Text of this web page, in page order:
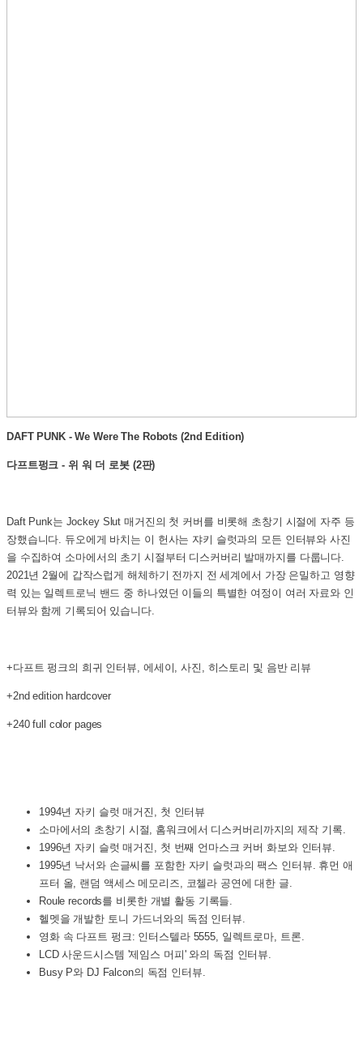
DAFT PUNK - We Were The Robots (2nd Edition)
다프트펑크 - 위 워 더 로봇 (2판)
Daft Punk는 Jockey Slut 매거진의 첫 커버를 비롯해 초창기 시절에 자주 등
장했습니다. 듀오에게 바치는 이 헌사는 쟈키 슬럿과의 모든 인터뷰와 사진
을 수집하여 소마에서의 초기 시절부터 디스커버리 발매까지를 다룹니다.
2021년 2월에 갑작스럽게 해체하기 전까지 전 세계에서 가장 은밀하고 영향
력 있는 일렉트로닉 밴드 중 하나였던 이들의 특별한 여정이 여러 자료와 인
터뷰와 함께 기록되어 있습니다.
+다프트 펑크의 희귀 인터뷰, 에세이, 사진, 히스토리 및 음반 리뷰
+2nd edition hardcover
+240 full color pages
1994년 자키 슬럿 매거진, 첫 인터뷰
소마에서의 초창기 시절, 홈워크에서 디스커버리까지의 제작 기록.
1996년 자키 슬럿 매거진, 첫 번째 언마스크 커버 화보와 인터뷰.
1995년 낙서와 손글씨를 포함한 자키 슬럿과의 팩스 인터뷰. 휴먼 애
프터 올, 랜덤 액세스 메모리즈, 코첼라 공연에 대한 글.
Roule records를 비롯한 개별 활동 기록들.
헬멧을 개발한 토니 가드너와의 독점 인터뷰.
영화 속 다프트 펑크: 인터스텔라 5555, 일렉트로마, 트론.
LCD 사운드시스템 '제임스 머피' 와의 독점 인터뷰.
Busy P와 DJ Falcon의 독점 인터뷰.